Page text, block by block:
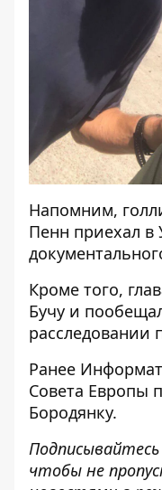
Напомним,
Пенн приехал в
Кроме того,
Бучу и
расследовании
Ранее
Совета Европы
Бородянку.
чтобы не